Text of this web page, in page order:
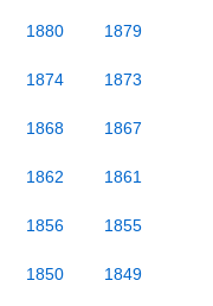
1880 1879
1874 1873
1868 1867
1862 1861
1856 1855
1850 1849